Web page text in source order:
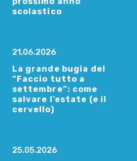
scolastico
21.06.2026
La grande bugia del
“Faccio tutto a
settembre”: come
salvare l’estate (e il
cervello)
25.05.2026